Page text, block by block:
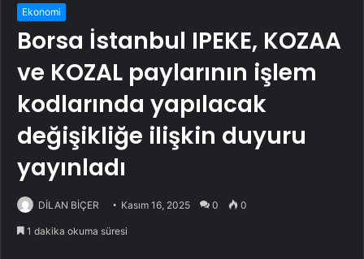
Ekonomi
Borsa İstanbul IPEKE, KOZAA
ve KOZAL paylarının işlem
kodlarında yapılacak
değişikliğe ilişkin duyuru
yayınladı
DİLAN BİÇER Kasım 16, 2025 0 0
1 dakika okuma süresi